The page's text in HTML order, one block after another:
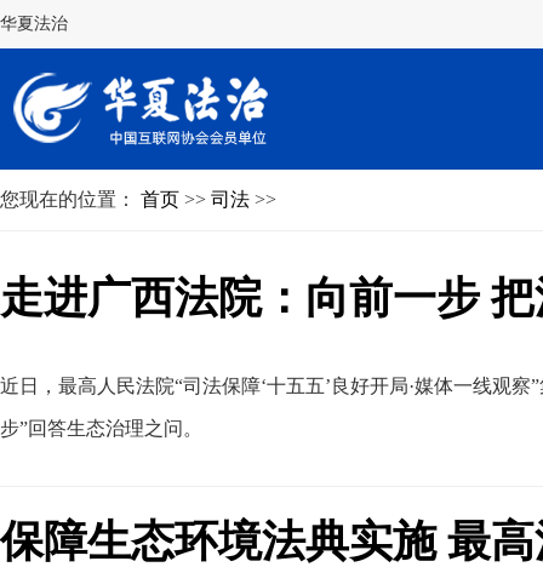
华夏法治
您现在的位置： 首页 >> 司法 >>
走进广西法院：向前一步
近日 ， 最高人民法院“司法保障‘十五五’良好开局·媒体一线观
步”回答生态治理之问 。
保障生态环境法典实施 最